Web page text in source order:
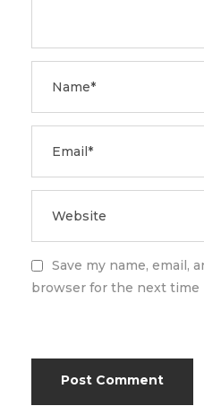
Save my name, email,
browser for the next time